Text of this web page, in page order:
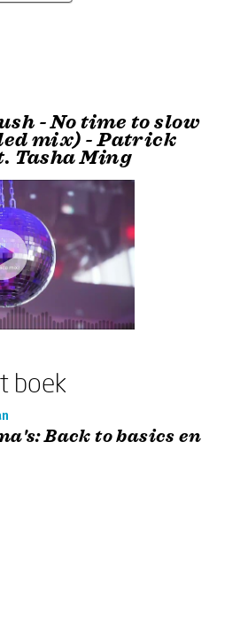
- No time to slow
mix) - Patrick
Tasha Ming
boek
Back to basics en